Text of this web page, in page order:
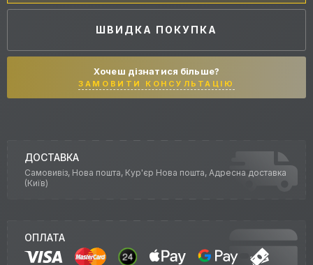
ШВИДКА ПОКУПКА
Хочеш дізнатися більше?
ЗАМОВИТИ КОНСУЛЬТАЦІЮ
ДОСТАВКА
Самовивіз, Нова пошта, Кур'єр Нова пошта, Адресна доставка
(Київ)
ОПЛАТА